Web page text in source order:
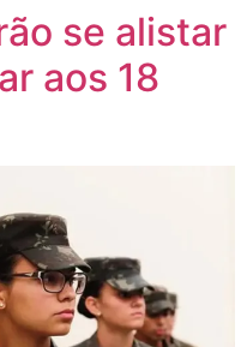
se alistar
aos 18